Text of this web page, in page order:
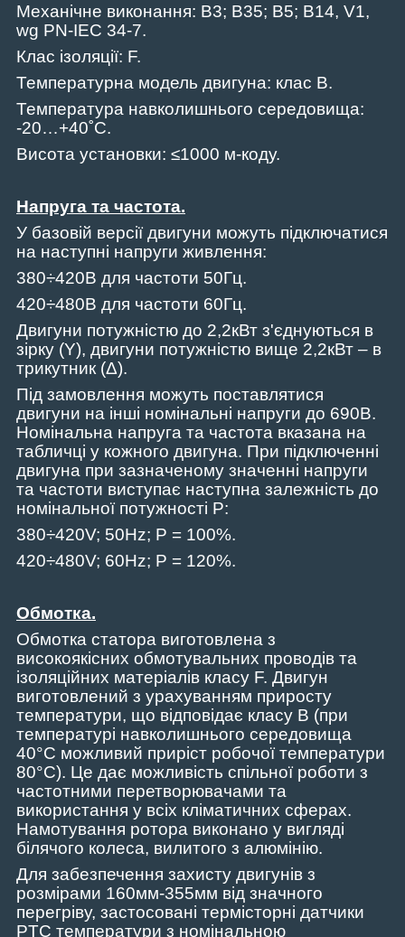
Механічне виконання: B3; B35; B5; B14, V1,
wg PN-IEC 34-7.
Клас ізоляції: F.
Температурна модель двигуна: клас B.
Температура навколишнього середовища:
-20…+40˚C.
Висота установки: ≤1000 м-коду.
Напруга та частота.
У базовій версії двигуни можуть підключатися
на наступні напруги живлення:
380÷420В для частоти 50Гц.
420÷480В для частоти 60Гц.
Двигуни потужністю до 2,2кВт з'єднуються в
зірку (Y), двигуни потужністю вище 2,2кВт – в
трикутник (Δ).
Під замовлення можуть поставлятися
двигуни на інші номінальні напруги до 690В.
Номінальна напруга та частота вказана на
табличці у кожного двигуна. При підключенні
двигуна при зазначеному значенні напруги
та частоти виступає наступна залежність до
номінальної потужності P:
380÷420V; 50Hz; P = 100%.
420÷480V; 60Hz; P = 120%.
Обмотка.
Обмотка статора виготовлена ​​з
високоякісних обмотувальних проводів та
ізоляційних матеріалів класу F. Двигун
виготовлений з урахуванням приросту
температури, що відповідає класу B (при
температурі навколишнього середовища
40°С можливий приріст робочої температури
80°С). Це дає можливість спільної роботи з
частотними перетворювачами та
використання у всіх кліматичних сферах.
Намотування ротора виконано у вигляді
білячого колеса, вилитого з алюмінію.
Для забезпечення захисту двигунів з
розмірами 160мм-355мм від значного
перегріву, застосовані термісторні датчики
PTC температури з номінальною